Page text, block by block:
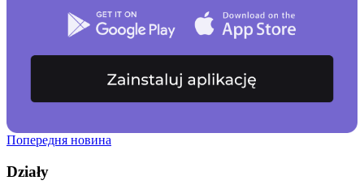
Попередня новина
Działy